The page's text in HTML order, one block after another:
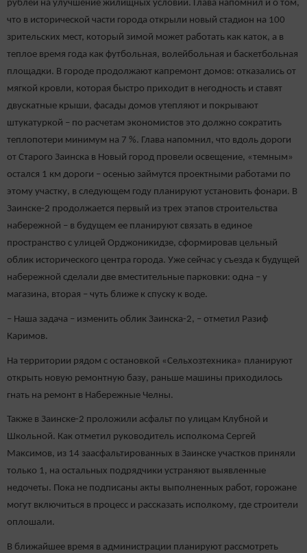
рублей на улучшение жилищных условий. Глава напомнил и о том,
что в исторической части города открыли новый стадион на 100
зрительских мест, который зимой может работать как каток, а в
теплое время года как футбольная, волейбольная и баскетбольная
площадки. В городе продолжают капремонт домов: отказались от
мягкой кровли, которая быстро приходит в негодность и ставят
двускатные крыши, фасады домов утепляют и покрывают
штукатуркой – по расчетам экономистов это должно сократить
теплопотери минимум на 7 %. Глава напомнил, что вдоль дороги
от Старого Заинска в Новый город провели освещение, «темным»
остался 1 км дороги – осенью займутся проектными работами по
этому участку, в следующем году планируют установить фонари. В
Заинске-2 продолжается первый из трех этапов строительства
набережной – в будущем ее планируют связать в единое
пространство с улицей Орджоникидзе, сформировав цельный
облик исторического центра города. Уже сейчас у съезда к будущей
набережной сделали две вместительные парковки: одна – у
магазина, вторая – чуть ближе к спуску к воде.
– Наша задача – изменить облик Заинска-2, – отметил Разиф
Каримов.
На территории рядом с остановкой «Сельхозтехника» планируют
открыть новую ремонтную базу, раньше машины приходилось
гнать на ремонт в Набережные Челны.
Также в Заинске-2 проложили асфальт по улицам Клубной и
Школьной. Как отметил руководитель исполкома Сергей
Максимов, из 14 заасфальтированных в Заинске участков приняли
только 1, на остальных подрядчики устраняют выявленные
недочеты. Пока не подписаны акты выполненных работ, горожане
могут включиться в процесс и рассказать исполкому, где строители
оплошали.
В ближайшее время в администрации планируют рассмотреть